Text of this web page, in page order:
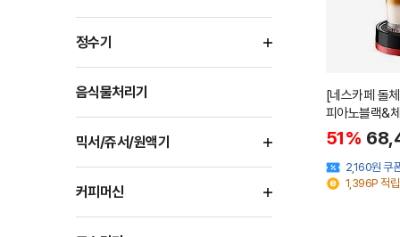
정수기
음식물처리기
믹서/쥬서/원액기
커피머신
[네스카페 돌
피아노블랙&
51%
2,160원 쿠
1,396P 적립